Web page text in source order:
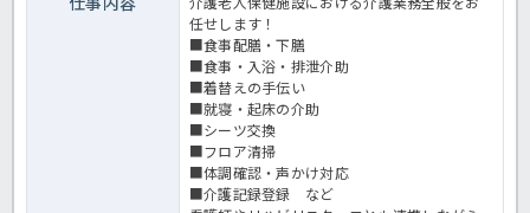
任せします！
■食事配膳・下膳
■食事・入浴・排泄介助
■着替えの手伝い
■就寝・起床の介助
■シーツ交換
■フロア清掃
■体調確認・声かけ対応
■介護記録登録 など